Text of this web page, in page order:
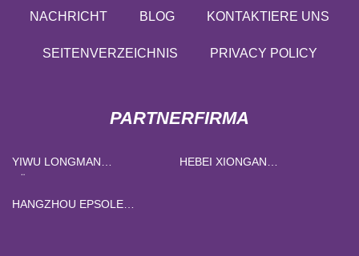
NACHRICHT BLOG KONTAKTIERE UNS
SEITENVERZEICHNIS PRIVACY POLICY
PARTNERFIRMA
YIWU LONGMAN
AUSRÜSTUNG CO., LTD
HEBEI XIONGAN
HANGZHOU EPSOLE